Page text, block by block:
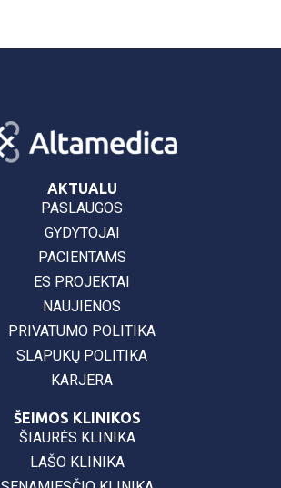
AKTUALU
PASLAUGOS
GYDYTOJAI
PACIENTAMS
ES PROJEKTAI
NAUJIENOS
PRIVATUMO POLITIKA
SLAPUKŲ POLITIKA
KARJERA
ŠEIMOS KLINIKOS
ŠIAURĖS KLINIKA
LAŠO KLINIKA